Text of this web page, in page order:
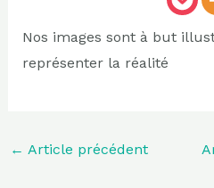
Nos images sont à but
représenter la réalité
← Article précédent